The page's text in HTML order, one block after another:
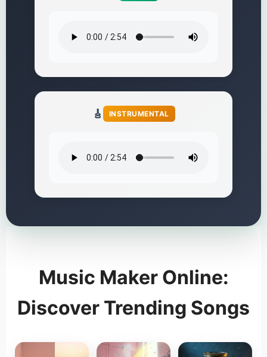
🎸 INSTRUMENTAL
Music Maker Online:
Discover Trending Songs